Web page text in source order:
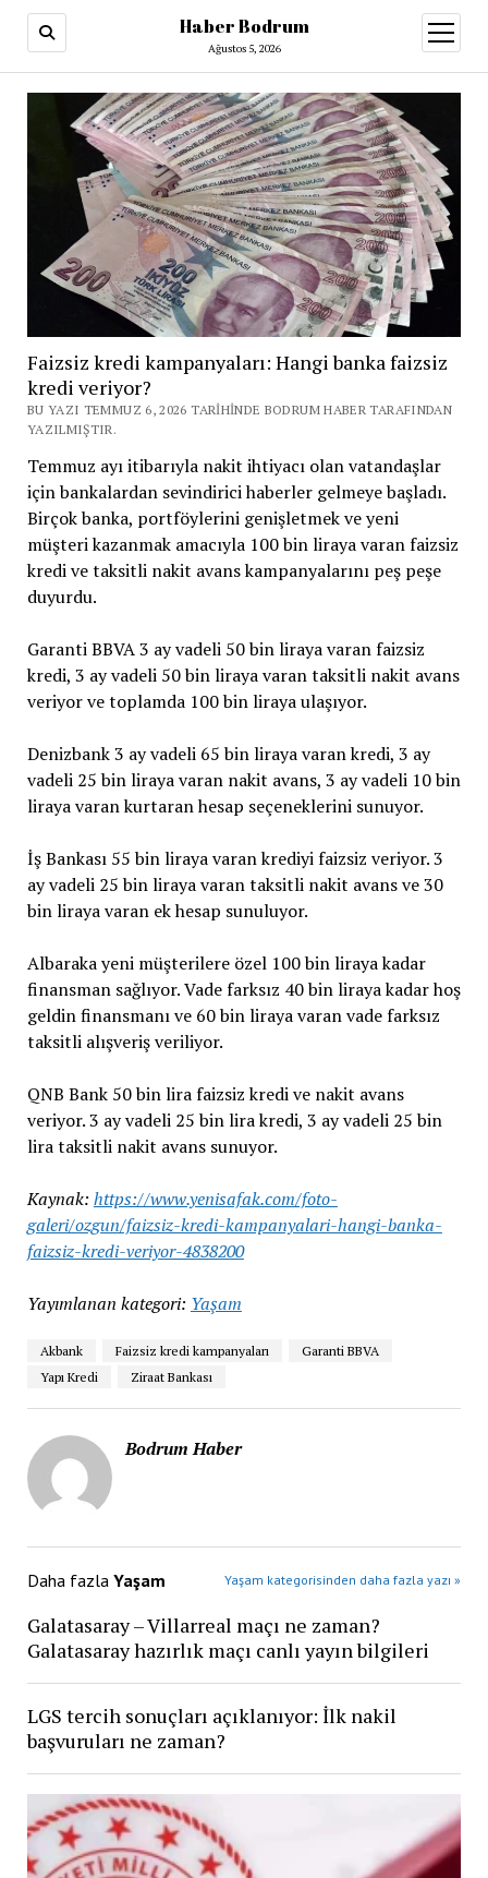
Haber Bodrum
Ağustos 5, 2026
aç
Faizsiz kredi kampanyaları: Hangi banka faizsiz
kredi veriyor?
BU YAZI TEMMUZ 6, 2026 TARIHINDE BODRUM HABER TARAFINDAN
YAZILMIŞTIR.
Temmuz ayı itibarıyla nakit ihtiyacı olan vatandaşlar
için bankalardan sevindirici haberler gelmeye başladı.
Birçok banka, portföylerini genişletmek ve yeni
müşteri kazanmak amacıyla 100 bin liraya varan faizsiz
kredi ve taksitli nakit avans kampanyalarını peş peşe
duyurdu.
Garanti BBVA 3 ay vadeli 50 bin liraya varan faizsiz
kredi, 3 ay vadeli 50 bin liraya varan taksitli nakit avans
veriyor ve toplamda 100 bin liraya ulaşıyor.
Denizbank 3 ay vadeli 65 bin liraya varan kredi, 3 ay
vadeli 25 bin liraya varan nakit avans, 3 ay vadeli 10 bin
liraya varan kurtaran hesap seçeneklerini sunuyor.
İş Bankası 55 bin liraya varan krediyi faizsiz veriyor. 3
ay vadeli 25 bin liraya varan taksitli nakit avans ve 30
bin liraya varan ek hesap sunuluyor.
Albaraka yeni müşterilere özel 100 bin liraya kadar
finansman sağlıyor. Vade farksız 40 bin liraya kadar hoş
geldin finansmanı ve 60 bin liraya varan vade farksız
taksitli alışveriş veriliyor.
QNB Bank 50 bin lira faizsiz kredi ve nakit avans
veriyor. 3 ay vadeli 25 bin lira kredi, 3 ay vadeli 25 bin
lira taksitli nakit avans sunuyor.
Kaynak: https://www.yenisafak.com/foto-
galeri/ozgun/faizsiz-kredi-kampanyalari-hangi-banka-
faizsiz-kredi-veriyor-4838200
Yayımlanan kategori: Yaşam
Akbank Faizsiz kredi kampanyaları
Garanti BBVA
Yapı Kredi
Ziraat Bankası
Bodrum Haber
Daha fazla Yaşam Yaşam kategorisinden daha fazla yazı »
Galatasaray – Villarreal maçı ne zaman?
Galatasaray hazırlık maçı canlı yayın bilgileri
LGS tercih sonuçları açıklanıyor: İlk nakil
başvuruları ne zaman?